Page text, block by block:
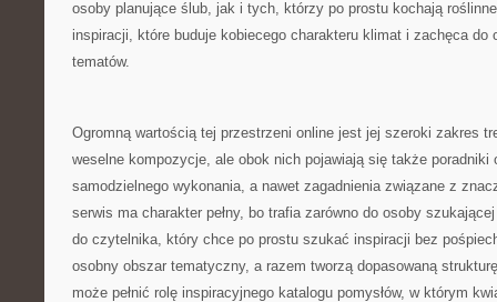
osoby planujące ślub, jak i tych, którzy po prostu kochają
inspiracji, które buduje kobiecego charakteru klimat i zachęca do
tematów.
Ogromną wartością tej przestrzeni online jest jej szeroki zakres
weselne kompozycje, ale obok nich pojawiają się także poradniki
samodzielnego wykonania, a nawet zagadnienia związane z
serwis ma charakter pełny, bo trafia zarówno do osoby
do czytelnika, który chce po prostu szukać inspiracji bez
osobny obszar tematyczny, a razem tworzą dopasowaną
może pełnić rolę inspiracyjnego katalogu pomysłów, w którym